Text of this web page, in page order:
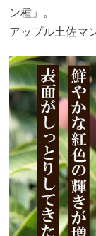
ン種」。
アップル土佐マ